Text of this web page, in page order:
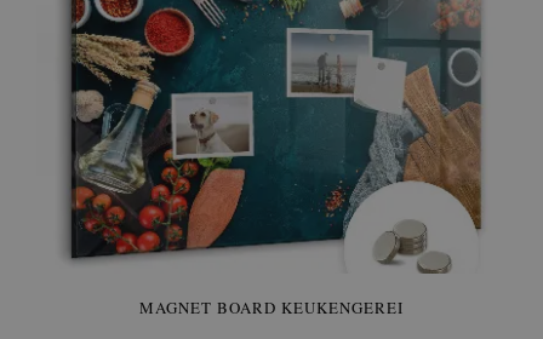
MAGNET BOARD KEUKENGEREI